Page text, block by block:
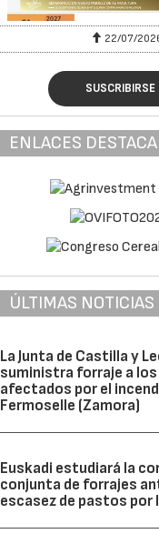
22/07/
SUSCRIBIRSE
ENLACES
ÚLTIMAS NOTICIAS
La Junta de Castilla y
suministra forraje a
afectados por el
Fermoselle (Zamora)
Euskadi estudiará la
conjunta de forrajes
escasez de pastos por